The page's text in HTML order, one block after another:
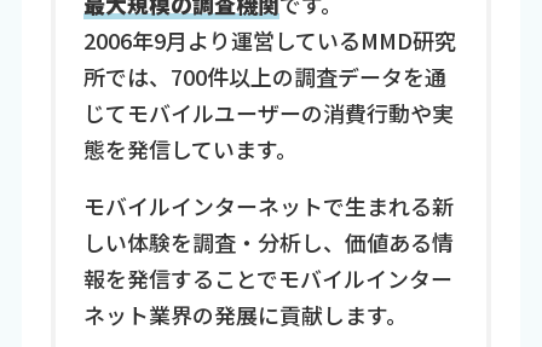
2006年9月より運営しているMMD研究
所では、700件以上の調査データを通
じてモバイルユーザーの消費行動や実
態を発信しています。
モバイルインターネットで生まれる新
しい体験を調査・分析し、価値ある情
報を発信することでモバイルインター
ネット業界の発展に貢献します。